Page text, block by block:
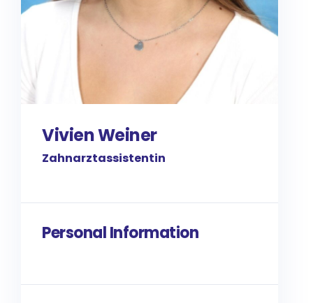
Vivien Weiner
Zahnarzt­assistentin
Personal Information